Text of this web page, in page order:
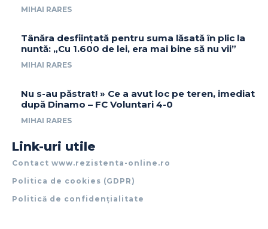
MIHAI RARES
Tânăra desființată pentru suma lăsată în plic la
nuntă: „Cu 1.600 de lei, era mai bine să nu vii”
MIHAI RARES
Nu s-au păstrat! » Ce a avut loc pe teren, imediat
după Dinamo – FC Voluntari 4-0
MIHAI RARES
Link-uri utile
Contact www.rezistenta-online.ro
Politica de cookies (GDPR)
Politică de confidențialitate